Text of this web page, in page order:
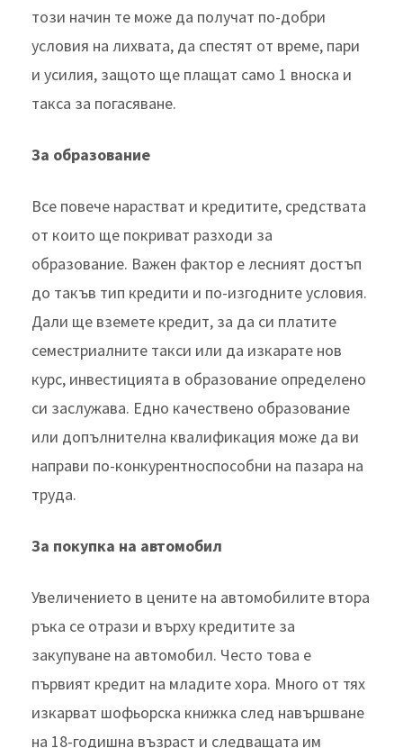
този начин те може да получат по-добри
условия на лихвата, да спестят от време, пари
и усилия, защото ще плащат само 1 вноска и
такса за погасяване.
За образование
Все повече нарастват и кредитите, средствата
от които ще покриват разходи за
образование. Важен фактор е лесният достъп
до такъв тип кредити и по-изгодните условия.
Дали ще вземете кредит, за да си платите
семестриалните такси или да изкарате нов
курс, инвестицията в образование определено
си заслужава. Едно качествено образование
или допълнителна квалификация може да ви
направи по-конкурентноспособни на пазара на
труда.
За покупка на автомобил
Увеличението в цените на автомобилите втора
ръка се отрази и върху кредитите за
закупуване на автомобил. Често това е
първият кредит на младите хора. Много от тях
изкарват шофьорска книжка след навършване
на 18-годишна възраст и следващата им